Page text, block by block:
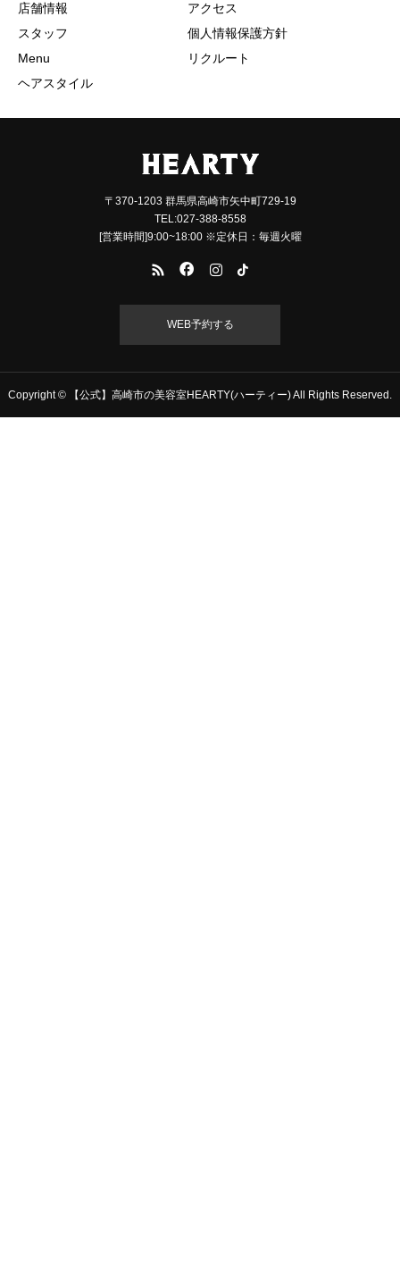
店舗情報
スタッフ
Menu
ヘアスタイル
アクセス
個人情報保護方針
リクルート
〒370-1203 群馬県高崎市矢中町729-19
TEL:027-388-8558
[営業時間]9:00~18:00 ※定休日：毎週火曜
WEB予約する
Copyright © 【公式】高崎市の美容室HEARTY(ハーティー) All Rights Reserved.